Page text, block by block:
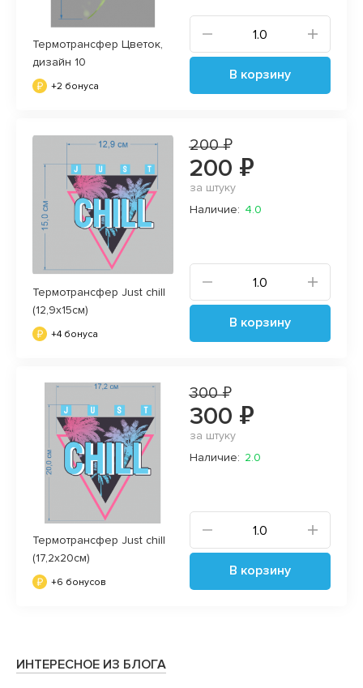
Термотрансфер Цветок,
дизайн 10
+2 бонуса
В корзину
Термотрансфер Just chill
(12,9х15см)
+4 бонуса
200 ₽
200 ₽
за штуку
Наличие: 4.0
В корзину
Термотрансфер Just chill
(17,2х20см)
+6 бонусов
300 ₽
300 ₽
за штуку
Наличие: 2.0
В корзину
ИНТЕРЕСНОЕ ИЗ БЛОГА